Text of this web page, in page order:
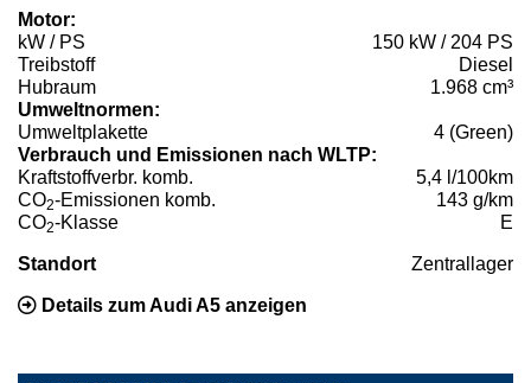
Motor:
kW / PS
150 kW / 204 PS
Treibstoff
Diesel
Hubraum
1.968 cm³
Umweltnormen:
Umweltplakette
4 (Green)
Verbrauch und Emissionen nach WLTP:
Kraftstoffverbr. komb.
5,4 l/100km
CO2-Emissionen komb.
143 g/km
CO2-Klasse E
Standort Zentrallager
Details zum Audi A5 anzeigen